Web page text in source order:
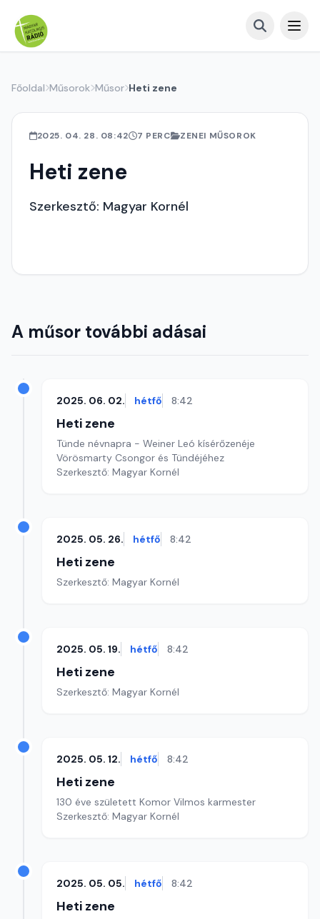
Főoldal Műsorok Műsor Heti zene
2025. 04. 28. 08:42 7 PERC ZENEI MŰSOROK
Heti zene
Szerkesztő: Magyar Kornél
A műsor további adásai
2025. 06. 02. hétfő 8:42
Heti zene
Tünde névnapra - Weiner Leó kísérőzenéje
Vörösmarty Csongor és Tündéjéhez
Szerkesztő: Magyar Kornél
2025. 05. 26. hétfő 8:42
Heti zene
Szerkesztő: Magyar Kornél
2025. 05. 19. hétfő 8:42
Heti zene
Szerkesztő: Magyar Kornél
2025. 05. 12. hétfő 8:42
Heti zene
130 éve született Komor Vilmos karmester
Szerkesztő: Magyar Kornél
2025. 05. 05. hétfő 8:42
Heti zene